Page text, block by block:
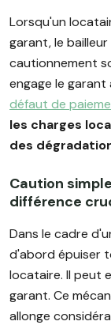
Lorsqu'un
garant, le
cautionnement
engage le
défaut de
les charges
des
Caution
différence
Dans le cadre
d'abord épuiser
locataire. Il peut
garant. Ce
allonge